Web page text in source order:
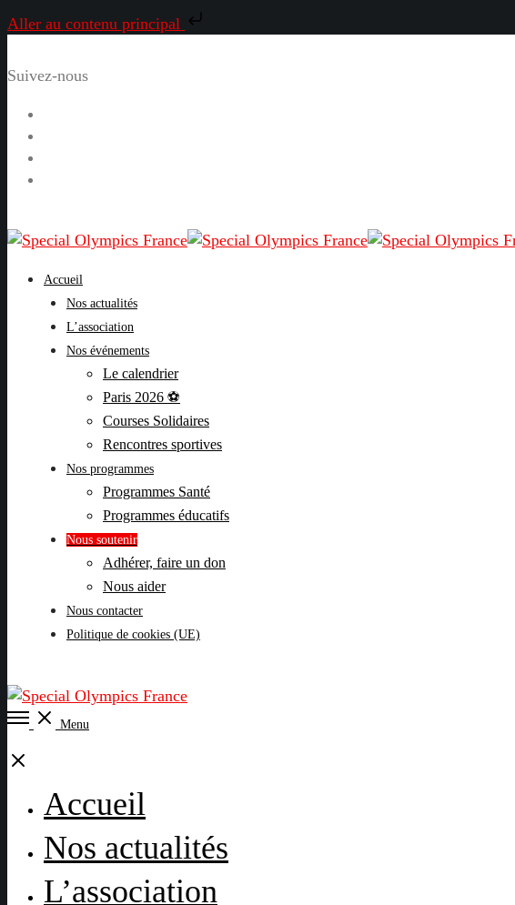
Aller au contenu principal
Suivez-nous
Accueil
Nos actualités
L’association
Nos événements
Le calendrier
Paris 2026 ⚽
Courses Solidaires
Rencontres sportives
Nos programmes
Programmes Santé
Programmes éducatifs
Nous soutenir
Adhérer, faire un don
Nous aider
Nous contacter
Politique de cookies (UE)
Open
Menu
Close
Accueil
Nos actualités
L’association